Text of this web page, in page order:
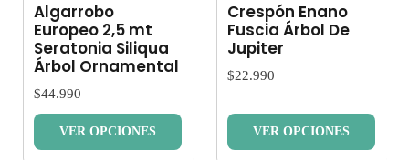
Algarrobo
Europeo 2,5 mt
Seratonia Siliqua
Árbol Ornamental
$44.990
VER OPCIONES
Crespón Enano
Fuscia Árbol De
Jupiter
$22.990
VER OPCIONES